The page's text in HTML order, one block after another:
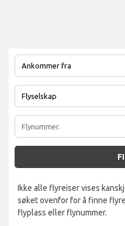
Ikke alle flyreiser vises
søket ovenfor for å finne
flyplass eller flynummer.